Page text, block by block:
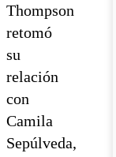
Thompson
retomó
su
relación
con
Camila
Sepúlveda,